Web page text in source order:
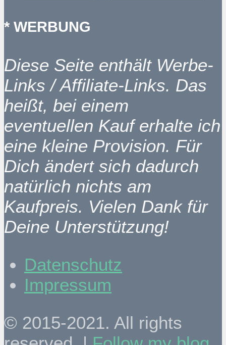
* WERBUNG
Diese Seite enthält Werbe-
Links / Affiliate-Links. Das
heißt, bei einem
eventuellen Kauf erhalte ich
eine kleine Provision. Für
Dich ändert sich dadurch
natürlich nichts am
Kaufpreis. Vielen Dank für
Deine Unterstützung!
Datenschutz
Impressum
© 2015-2021. All rights